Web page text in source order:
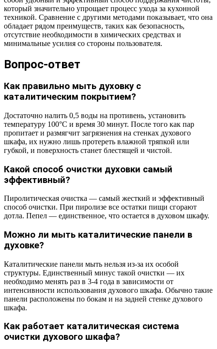
который значительно упрощает процесс ухода за кухонной
техникой. Сравнение с другими методами показывает, что она
обладает рядом преимуществ, таких как безопасность,
отсутствие необходимости в химических средствах и
минимальные усилия со стороны пользователя.
Вопрос-ответ
Как правильно мыть духовку с
каталитическим покрытием?
Достаточно налить 0,5 воды на противень, установить
температуру 100°C и время 30 минут. После того как пар
пропитает и размягчит загрязнения на стенках духового
шкафа, их нужно лишь протереть влажной тряпкой или
губкой, и поверхность станет блестящей и чистой.
Какой способ очистки духовки самый
эффективный?
Пиролитическая очистка — самый жесткий и эффективный
способ очистки. При пиролизе все остатки пищи сгорают
дотла. Пепел — единственное, что остается в духовом шкафу.
Можно ли мыть каталитические панели в
духовке?
Каталитические панели мыть нельзя из-за их особой
структуры. Единственный минус такой очистки — их
необходимо менять раз в 3-4 года в зависимости от
интенсивности использования духового шкафа. Обычно такие
панели расположены по бокам и на задней стенке духового
шкафа.
Как работает каталитическая система
очистки духового шкафа?